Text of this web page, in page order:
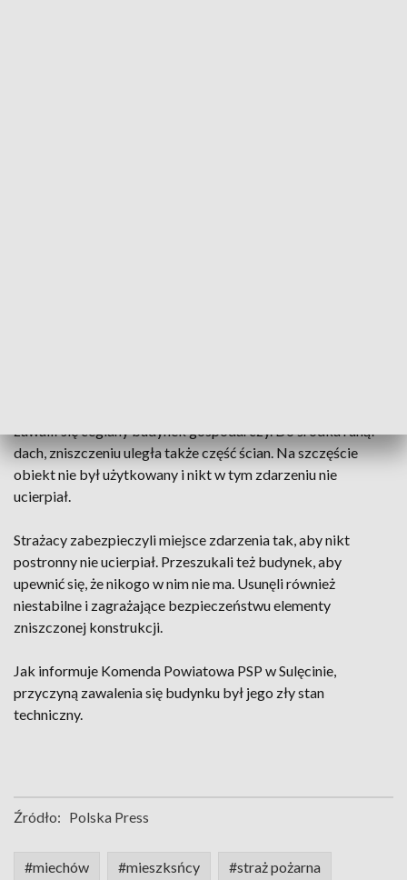
zawalił się ceglany budynek gospodarczy. Do środka runął
dach, zniszczeniu uległa także część ścian. Na szczęście
obiekt nie był użytkowany i nikt w tym zdarzeniu nie
ucierpiał.
Strażacy zabezpieczyli miejsce zdarzenia tak, aby nikt
postronny nie ucierpiał. Przeszukali też budynek, aby
upewnić się, że nikogo w nim nie ma. Usunęli również
niestabilne i zagrażające bezpieczeństwu elementy
zniszczonej konstrukcji.
Jak informuje Komenda Powiatowa PSP w Sulęcinie,
przyczyną zawalenia się budynku był jego zły stan
techniczny.
Źródło: Polska Press
#miechów #mieszksńcy #straż pożarna